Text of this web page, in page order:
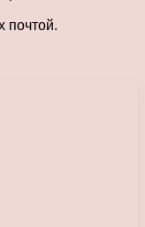
почтой.